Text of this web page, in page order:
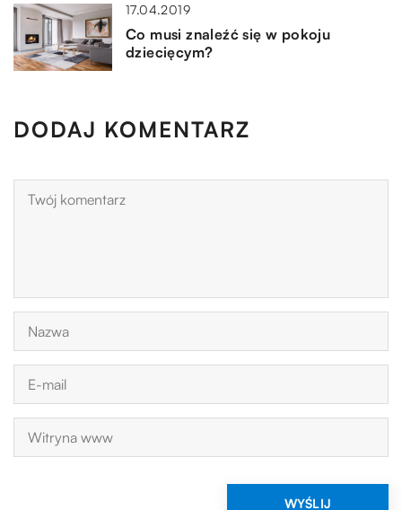
17.04.2019
Co musi znaleźć się w pokoju
dziecięcym?
DODAJ KOMENTARZ